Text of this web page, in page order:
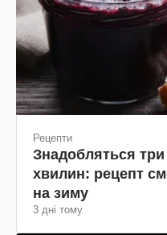
Рецепти
Знадобляться три
хвилин: рецепт
на зиму
3 дні тому